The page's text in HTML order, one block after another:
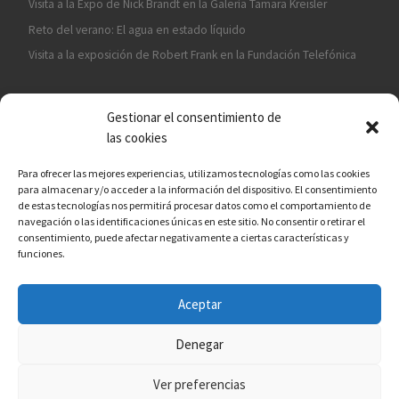
Gestionar el consentimiento de
las cookies
Para ofrecer las mejores experiencias, utilizamos tecnologías como las cookies
para almacenar y/o acceder a la información del dispositivo. El consentimiento
de estas tecnologías nos permitirá procesar datos como el comportamiento de
navegación o las identificaciones únicas en este sitio. No consentir o retirar el
consentimiento, puede afectar negativamente a ciertas características y
funciones.
Aceptar
Denegar
Ver preferencias
Visita a la Expo de Nick Brandt en la Galería Tamara Kreisler
Reto del verano: El agua en estado líquido
Visita a la exposición de Robert Frank en la Fundación Telefónica
¡ASÓCIATE A CÁMARA EN MANO!
© 2026Asociación fotográfica Cámara en mano– Todos los
derechos reservados